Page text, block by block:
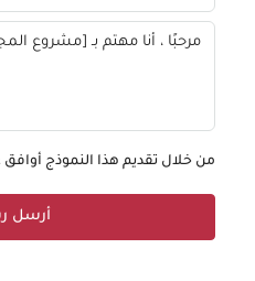
من خلال تقديم هذا النموذج أوافق
أرسل